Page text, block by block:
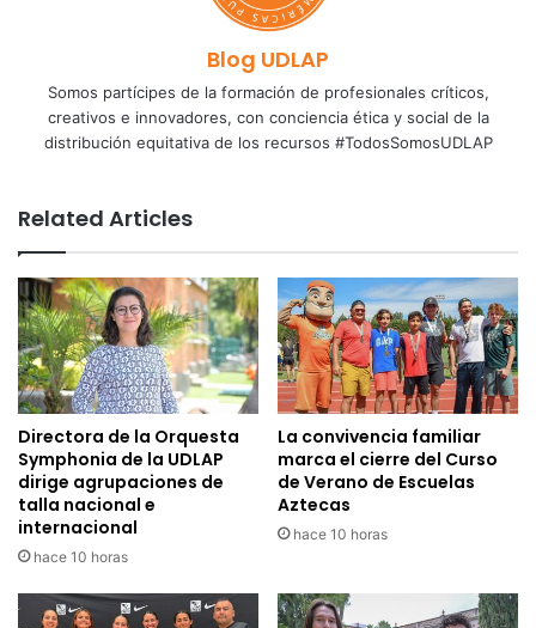
Blog UDLAP
Somos partícipes de la formación de profesionales críticos,
creativos e innovadores, con conciencia ética y social de la
distribución equitativa de los recursos #TodosSomosUDLAP
Related Articles
Directora de la Orquesta
Symphonia de la UDLAP
dirige agrupaciones de
talla nacional e
internacional
hace 10 horas
La convivencia familiar
marca el cierre del Curso
de Verano de Escuelas
Aztecas
hace 10 horas